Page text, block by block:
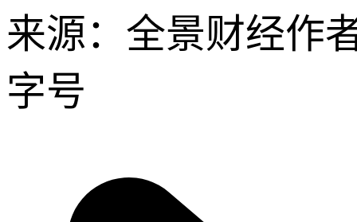
来源：全景财经作
字号